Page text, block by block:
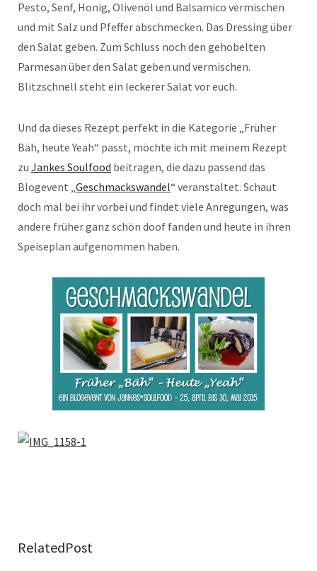
Pesto, Senf, Honig, Olivenöl und Balsamico vermischen
und mit Salz und Pfeffer abschmecken. Das Dressing über
den Salat geben. Zum Schluss noch den gehobelten
Parmesan über den Salat geben und vermischen.
Blitzschnell steht ein leckerer Salat vor euch.
Und da dieses Rezept perfekt in die Kategorie „Früher
Bäh, heute Yeah“ passt, möchte ich mit meinem Rezept
zu Jankes Soulfood beitragen, die dazu passend das
Blogevent „Geschmackswandel“ veranstaltet. Schaut
doch mal bei ihr vorbei und findet viele Anregungen, was
andere früher ganz schön doof fanden und heute in ihren
Speiseplan aufgenommen haben.
RelatedPost